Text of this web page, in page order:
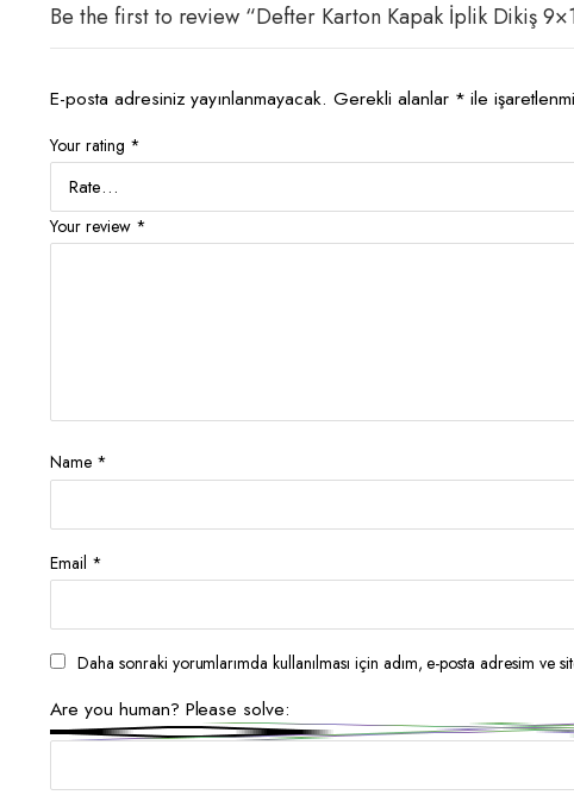
Be the first to review “Defter Karton Kapak İplik Dikiş
E-posta adresiniz yayınlanmayacak. Gerekli alanlar * ile
Your rating *
Your review *
Name *
Email *
Daha sonraki yorumlarımda kullanılması için adım, e-posta adresim ve
Are you human? Please solve: